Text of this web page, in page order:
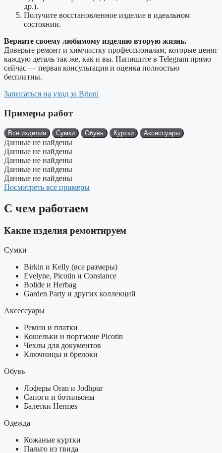
др.).
Получите восстановленное изделие в идеальном
состоянии.
Верните своему любимому изделию вторую жизнь.
Доверьте ремонт и химчистку профессионалам, которые ценят
каждую деталь так же, как и вы. Напишите в Telegram прямо
сейчас — первая консультация и оценка полностью
бесплатны.
Записаться на уход за Brioni
Примеры работ
Все изделия Сумки Обувь Куртки Аксессуары
Данные не найдены
Данные не найдены
Данные не найдены
Данные не найдены
Данные не найдены
Посмотреть все примеры
С чем работаем
Какие изделия ремонтируем
Сумки
Birkin и Kelly (все размеры)
Evelyne, Picotin и Constance
Bolide и Herbag
Garden Party и других коллекций
Аксессуары
Ремни и платки
Кошельки и портмоне Picotin
Чехлы для документов
Ключницы и брелоки
Обувь
Лоферы Oran и Jodhpur
Сапоги и ботильоны
Балетки Hermes
Одежда
Кожаные куртки
Пальто из твида